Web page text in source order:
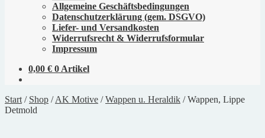
Allgemeine Geschäftsbedingungen
Datenschutzerklärung (gem. DSGVO)
Liefer- und Versandkosten
Widerrufsrecht & Widerrufsformular
Impressum
0,00 € 0 Artikel
Start / Shop /AK Motive /Wappen u. Heraldik /Wappen, Lippe
Detmold